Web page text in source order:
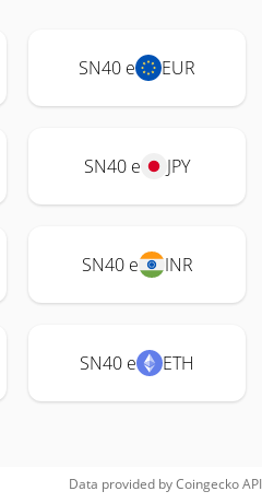
SN40 e EUR
SN40 e JPY
SN40 e INR
SN40 e ETH
Data provided byCoingeckoAPI